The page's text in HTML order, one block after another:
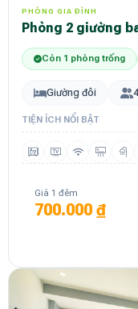
PHÒNG GIA ĐÌNH
Phòng 2 giường
Còn 1 phòng trống
Giường đôi
TIỆN ÍCH NỔI BẬT
Giá 1 đêm
700.000 ₫